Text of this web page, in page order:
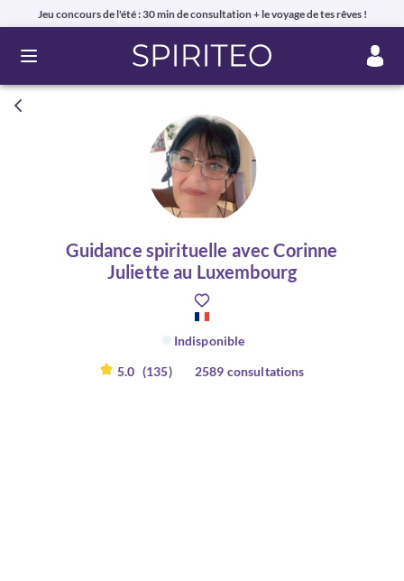
Jeu concours de l'été : 30 min de consultation + le voyage de tes rêves !
Ouvrir le menu
Guidance spirituelle avec Corinne
Juliette au Luxembourg
Indisponible
5.0 (135) 2589 consultations